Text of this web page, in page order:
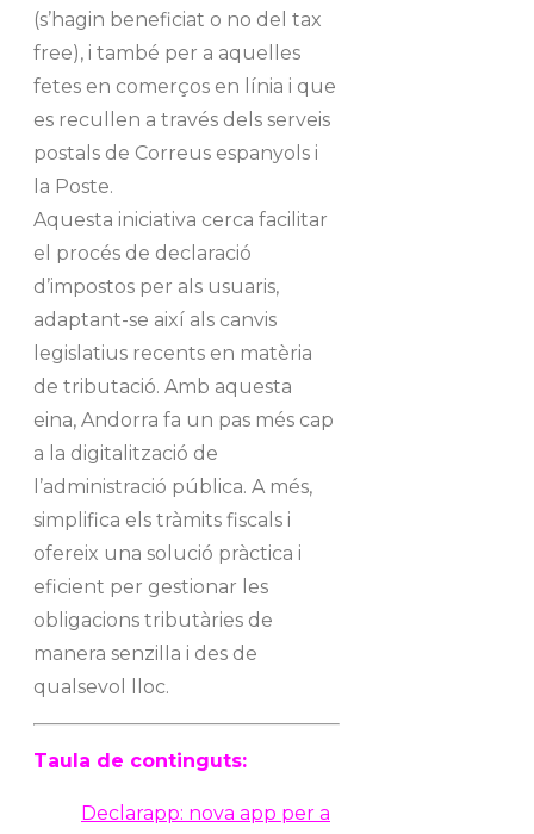
(s’hagin beneficiat o no del tax
free), i també per a aquelles
fetes en comerços en línia i que
es recullen a través dels serveis
postals de Correus espanyols i
la Poste.
Aquesta iniciativa cerca facilitar
el procés de declaració
d’impostos per als usuaris,
adaptant-se així als canvis
legislatius recents en matèria
de tributació. Amb aquesta
eina, Andorra fa un pas més cap
a la digitalització de
l’administració pública. A més,
simplifica els tràmits fiscals i
ofereix una solució pràctica i
eficient per gestionar les
obligacions tributàries de
manera senzilla i des de
qualsevol lloc.
Taula de continguts:
Declarapp: nova app per a